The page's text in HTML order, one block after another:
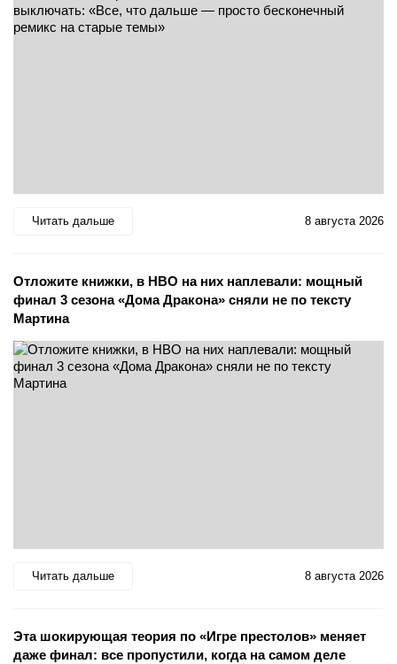
Читать дальше 8 августа 2026
Отложите книжки, в HBO на них наплевали: мощный
финал 3 сезона «Дома Дракона» сняли не по тексту
Мартина
Читать дальше 8 августа 2026
Эта шокирующая теория по «Игре престолов» меняет
даже финал: все пропустили, когда на самом деле